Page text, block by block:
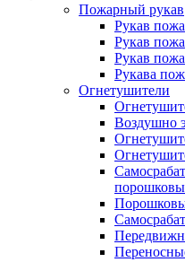
Пожарный рукав
Рукав
Рукав
Рукав
Рукава
Огнетушители
Воздушно